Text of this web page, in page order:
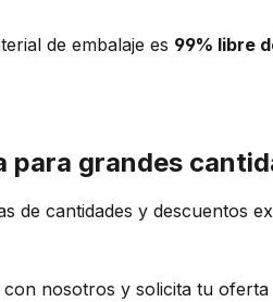
de embalaje es 99% libre
para grandes
de cantidades y descuentos
con nosotros y solicita tu oferta